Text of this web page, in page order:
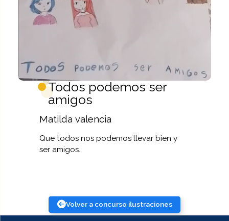
Volver a concurso ilustraciones
Todos podemos ser
amigos
Matilda valencia
Que todos nos podemos llevar bien y
ser amigos.